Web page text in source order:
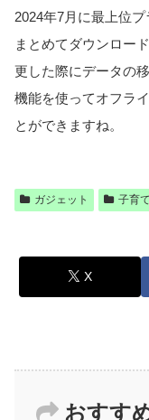
2024年7月に最上位
まとめてダウンロー
更した際にデータの
機能を使ってオフラ
とができますね。
ガジェット 子育て
X
おすす